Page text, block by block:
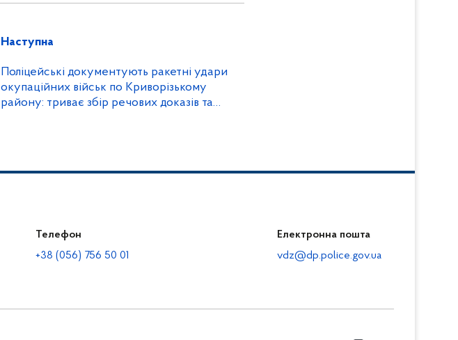
Наступна
Поліцейські документують ракетні удари
окупаційних військ по Криворізькому
району: триває збір речових доказів та
Телефон
+38 (056) 756 50 01
Електронна пошта
vdz@dp.police.gov.ua